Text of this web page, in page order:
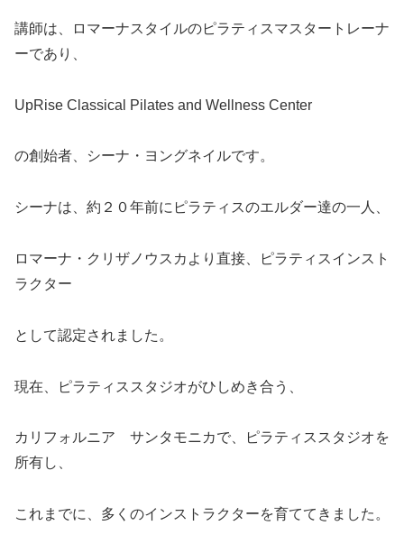
講師は、ロマーナスタイルのピラティスマスタートレーナ
ーであり、
UpRise Classical Pilates and Wellness Center
の創始者、シーナ・ヨングネイルです。
シーナは、約２０年前にピラティスのエルダー達の一人、
ロマーナ・クリザノウスカより直接、ピラティスインスト
ラクター
として認定されました。
現在、ピラティススタジオがひしめき合う、
カリフォルニア サンタモニカで、ピラティススタジオを
所有し、
これまでに、多くのインストラクターを育ててきました。